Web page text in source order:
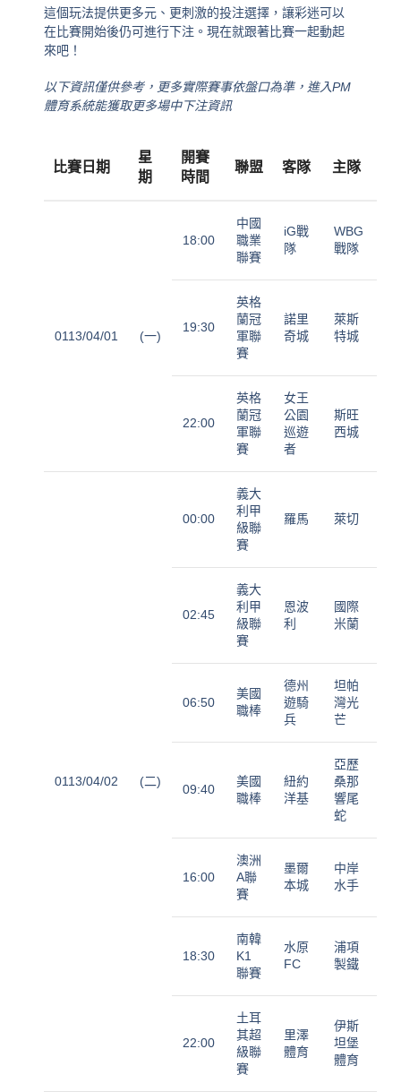
這個玩法提供更多元、更刺激的投注選擇，讓彩迷可以
在比賽開始後仍可進行下注。現在就跟著比賽一起動起
來吧！
以下資訊僅供參考，更多實際賽事依盤口為準，進入PM
體育系統能獲取更多場中下注資訊
比賽日期
星
期
開賽
時間
聯盟 客隊 主隊
0113/04/01 (一)
18:00
中國
職業
聯賽
iG戰
隊
WBG
戰隊
19:30
英格
蘭冠
軍聯
賽
諾里
奇城
萊斯
特城
22:00
英格
蘭冠
軍聯
賽
女王
公園
巡遊
者
斯旺
西城
0113/04/02 (二)
00:00
義大
利甲
級聯
賽
羅馬 萊切
02:45
義大
利甲
級聯
賽
恩波
利
國際
米蘭
06:50
美國
職棒
德州
遊騎
兵
坦帕
灣光
芒
09:40
美國
職棒
紐約
洋基
亞歷
桑那
響尾
蛇
16:00
澳洲
A聯
賽
墨爾
本城
中岸
水手
18:30
南韓
K1
聯賽
水原
FC
浦項
製鐵
22:00
土耳
其超
級聯
賽
里澤
體育
伊斯
坦堡
體育